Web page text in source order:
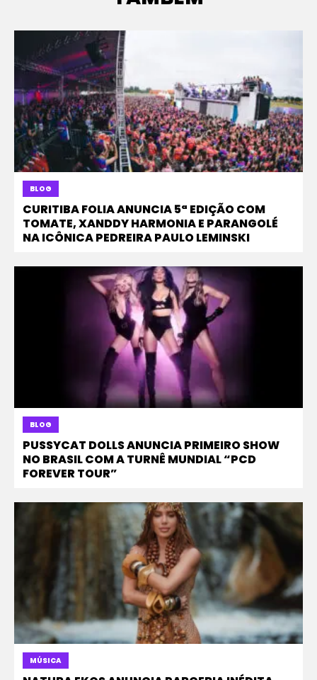
BLOG
CURITIBA FOLIA ANUNCIA 5ª EDIÇÃO COM
TOMATE, XANDDY HARMONIA E PARANGOLÉ
NA ICÔNICA PEDREIRA PAULO LEMINSKI
BLOG
PUSSYCAT DOLLS ANUNCIA PRIMEIRO SHOW
NO BRASIL COM A TURNÊ MUNDIAL “PCD
FOREVER TOUR”
MÚSICA